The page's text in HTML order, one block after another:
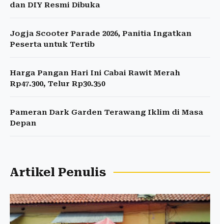
dan DIY Resmi Dibuka
Jogja Scooter Parade 2026, Panitia Ingatkan
Peserta untuk Tertib
Harga Pangan Hari Ini Cabai Rawit Merah
Rp47.300, Telur Rp30.350
Pameran Dark Garden Terawang Iklim di Masa
Depan
Artikel Penulis